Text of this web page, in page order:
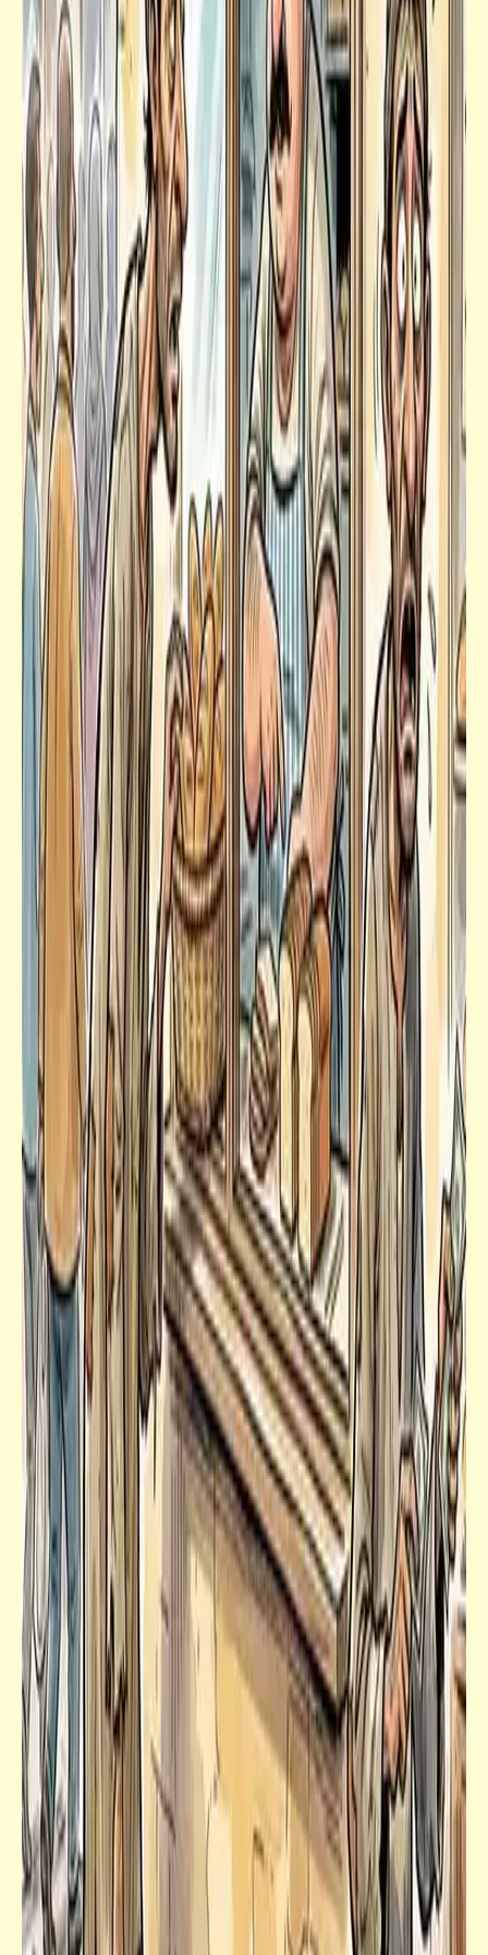
قصص_قصص تيك أواي ساخرة
الضرب ع القفا .. يعلّم الفلسفة | قصص تيك أواي
ساخرة | د. أحمد صادق
قصص_قصص تيك أواي ساخرة
الدنيا كاس وداير .. والدم أصبح فاير | قصص
تيك أواي ساخرة | د. أحمد صادق
شعر
يمشي الفقير وكل شيء ضده | الشافعي – المعرّي
– ابن الأحنف – شاعر مجهول؟
فيدراديو
أطول وأضخم الحيوانات البحرية في العالم
فيدراديو
ملوك الحيوانات في التخفى والتنكر
قصص_قصص عالمية
ثم لم يبقَ أحد | أجاثا كريستي | الفصل الثامن